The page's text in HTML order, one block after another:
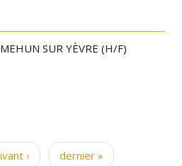
SUR YÈVRE (H/F)
› dernier »